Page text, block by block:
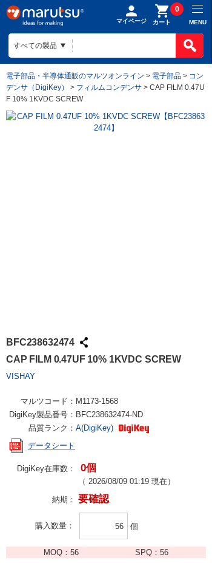
マイページ カート
0
MENU
電子部品・半導体通販のマルツオンライン > 電子部品 > コン
デンサ（DigiKey）
> フィルムコンデンサ > CAP FILM 0.47U
F 10% 1KVDC SCREW
BFC238632474
CAP FILM 0.47UF 10% 1KVDC SCREW
VISHAY
マルツコード： M1173-1568
DigiKey製品番号： BFC238632474-ND
品質ランク： A(DigiKey)
データシート
DigiKey在庫数： 0個
（ 2026/08/09 01:19 現在）
納期： 要確認
購入数量 個
MOQ： 56 SPQ：56